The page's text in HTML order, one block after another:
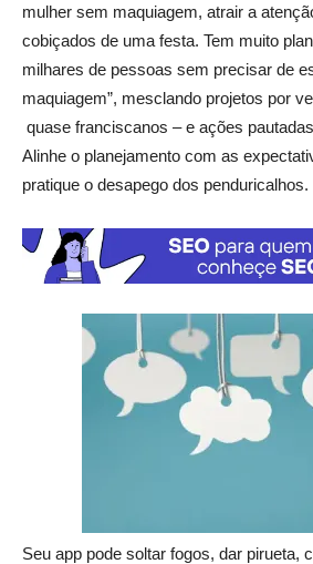
mulher sem maquiagem, atrair a
cobiçados de uma festa. Tem muito
milhares de pessoas sem precisar de
maquiagem”, mesclando projetos por
quase franciscanos – e ações
Alinhe o planejamento com as
pratique o desapego dos penduricalhos.
Seu app pode soltar fogos, dar pirueta,